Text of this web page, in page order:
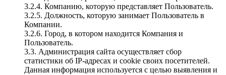
3.2.4. Компанию, которую представляет Пользователь.
3.2.5. Должность, которую занимает Пользователь в
Компании.
3.2.6. Город, в котором находится Компания и
Пользователь.
3.3. Администрация сайта осуществляет сбор
статистики об IP-адресах и cookie своих посетителей.
Данная информация используется с целью выявления и